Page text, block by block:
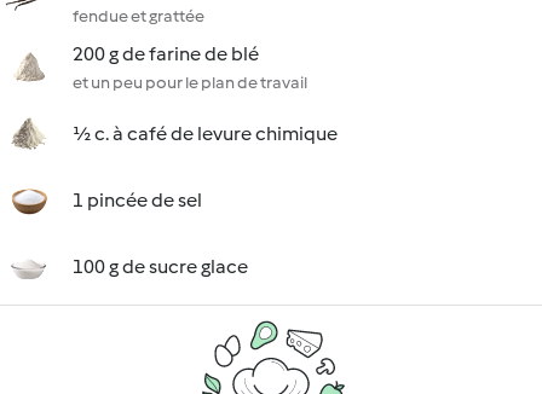
fendue et grattée
200 g de farine de blé
et un peu pour le plan de travail
½ c. à café de levure chimique
1 pincée de sel
100 g de sucre glace